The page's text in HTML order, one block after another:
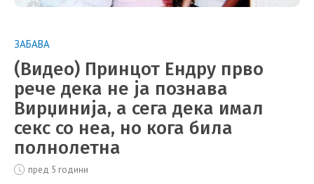
ЗАБАВА
(Видео) Принцот Ендру прво
рече дека не ја познава
Вирџинија, а сега дека имал
секс со неа, но кога била
полнолетна
пред 5 години